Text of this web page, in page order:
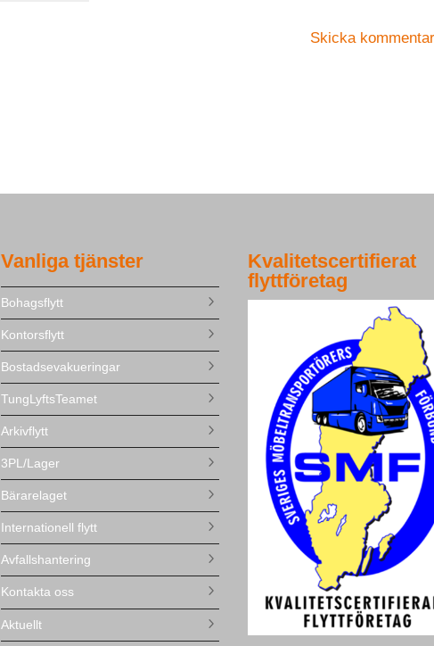
Vanliga tjänster
Bohagsflytt
Kontorsflytt
Bostadsevakueringar
TungLyftsTeamet
Arkivflytt
3PL/Lager
Bärarelaget
Internationell flytt
Avfallshantering
Kontakta oss
Aktuellt
Kvalitetscertifierat
flyttföretag